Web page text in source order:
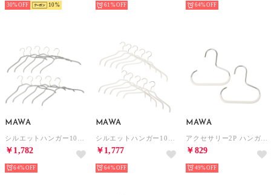
30% 10 61% 64%
MAWA
シルエットハンガー10P ハンガー （シルバー36cm）
￥1,782
64%
MAWA
シルエットハンガー10P ハンガー （ホワイト41cm）
￥1,777
64%
MAWA
アクセサリー2P ハンガー （ホワイト）
￥829
49%